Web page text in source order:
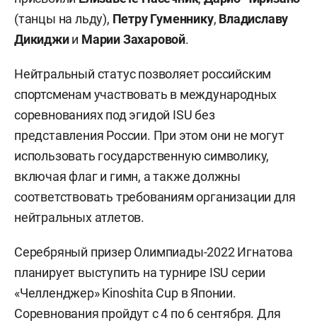
(танцы на льду), Петру Гуменнику, Владиславу
Дикиджии Марии Захаровой.
Нейтральный статус позволяет российским
спортсменам участвовать в международных
соревнованиях под эгидой ISU без
представления России. При этом они не могут
использовать государственную символику,
включая флаг и гимн, а также должны
соответствовать требованиям организации для
нейтральных атлетов.
Серебряный призер Олимпиады-2022 Игнатова
планирует выступить на турнире ISU серии
«Челленджер» Kinoshita Cup в Японии.
Соревнования пройдут с 4 по 6 сентября. Для